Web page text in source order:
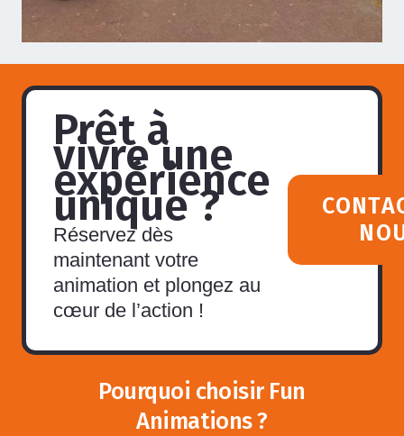
Prêt à
vivre une
expérience
unique ?
Réservez dès
maintenant votre
animation et plongez au
cœur de l’action !
Pourquoi choisir Fun
Animations ?